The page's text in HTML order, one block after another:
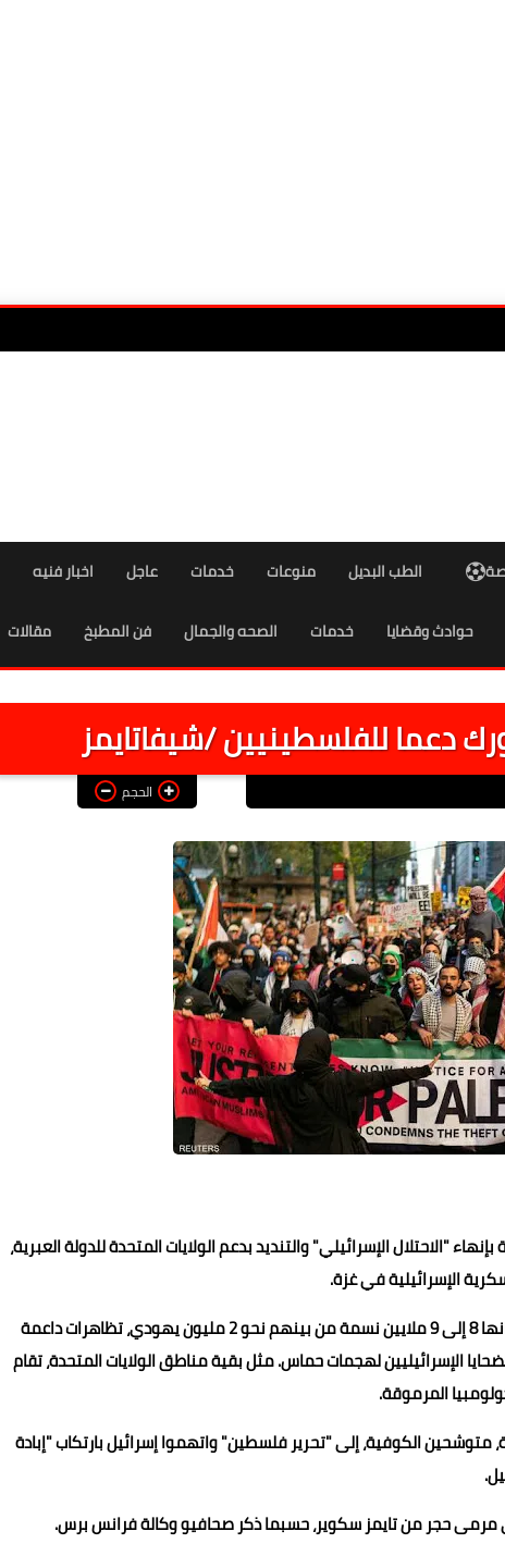
الطب البديل منوعات خدمات عاجل اخبار فنيه
حوادث وقضايا خدمات الصحه والجمال فن المطبخ مقالات
دعما للفلسطينيين /شيفاتايمز
الحجم
"الاحتلال الإسرائيلي" والتنديد بدعم الولايات المتحدة للدولة العبرية،
الإسرائيلية في غزة.
منذ السبت، تشهد مدينة نيويورك الضخمة، التي يبلغ عدد سكانها 8 إلى 9 ملايين نسمة من بينهم نحو 2 مليون يهودي، تظاهرات داعمة
الإسرائيليين لهجمات حماس. مثل بقية مناطق الولايات المتحدة، تقام
المرموقة.
الكوفية، إلى "تحرير فلسطين" واتهموا إسرائيل بارتكاب "إبادة
مرمى حجر من تايمز سكوير، حسبما ذكر صحافيو وكالة فرانس برس.